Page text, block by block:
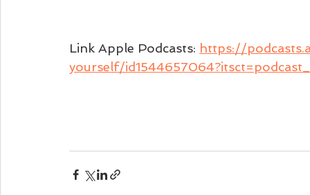
Link Apple Podcasts: https://
yourself/